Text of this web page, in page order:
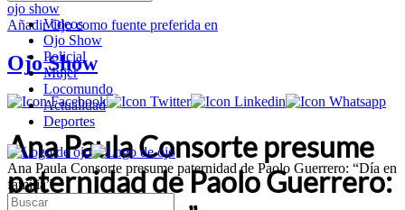
Videos
Ojo Show
Policial
Mujer
Locomundo
Actualidad
Deportes
Ana Paula Consorte presume paternidad de Paolo Guerrero: “Día en
familia”
ojo show
AñadirOjocomo fuente preferida en
Ojo Show
Ana Paula Consorte presume
paternidad de Paolo Guerrero: